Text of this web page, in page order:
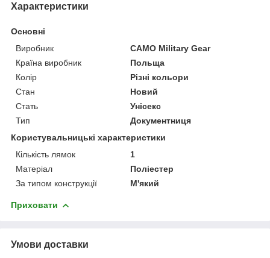
Характеристики
Основні
Виробник
CAMO Military Gear
Країна виробник
Польща
Колір
Різні кольори
Стан
Новий
Стать
Унісекс
Тип
Документниця
Користувальницькі характеристики
Кількість лямок
1
Матеріал
Поліестер
За типом конструкції
М'який
Приховати
Умови доставки